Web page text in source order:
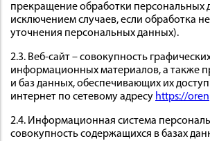
прекращение обработки персональных
исключением случаев, если обработка
уточнения персональных данных).
2.3. Веб-сайт – совокупность
информационных материалов, а также
и баз данных, обеспечивающих их
интернет по сетевому адресу https://
2.4. Информационная система
совокупность содержащихся в базах